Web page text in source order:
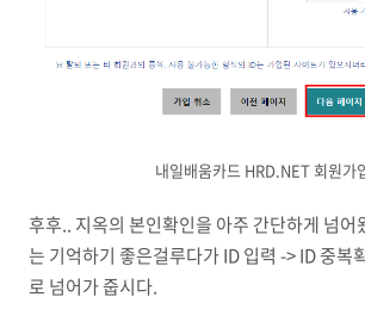
내일배움카드 HRD.NET 회원가
후후.. 지옥의 본인확인을 아주 간단하게 넘어
는 기억하기 좋은걸루다가 ID 입력 -> ID 중복
로 넘어가 줍시다.